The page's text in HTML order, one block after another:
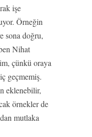
işe
Örneğin
sona doğru,
Nihat
çünkü oraya
geçmemiş.
eklenebilir,
örnekler de
mutlaka